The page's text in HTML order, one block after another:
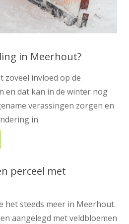
in Meerhout?
zoveel invloed op de
en dat kan in de winter nog
verassingen zorgen en
in.
perceel met
het steeds meer in Meerhout.
aangelegd met veldbloemen